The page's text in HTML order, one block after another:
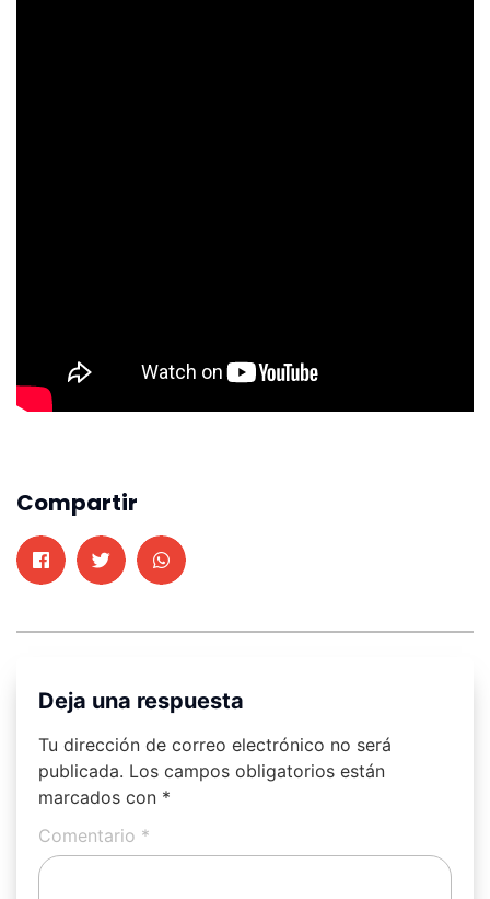
Compartir
Deja una respuesta
Tu dirección de correo electrónico no será
publicada. Los campos obligatorios están
marcados con *
Comentario *